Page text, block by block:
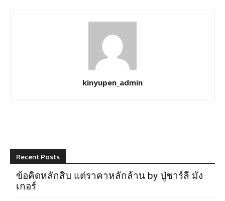
kinyupen_admin
Recent Posts
ข้อคิดหลักสิบ แต่ราคาหลักล้าน by ปู่ชาร์ลี มัง
เกอร์